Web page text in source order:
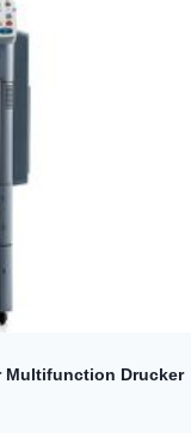
Multifunction Drucker